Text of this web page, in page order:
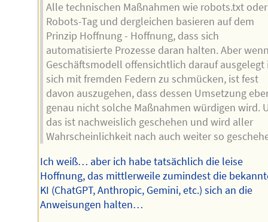
Alle technischen Maßnahmen wie robots.txt oder
Robots-Tag und dergleichen basieren auf dem
Prinzip Hoffnung - Hoffnung, dass sich
automatisierte Prozesse daran halten. Aber
Geschäftsmodell offensichtlich darauf ausgelegt
sich mit fremden Federn zu schmücken, ist fest
davon auszugehen, dass dessen Umsetzung
genau nicht solche Maßnahmen würdigen wird.
das ist nachweislich geschehen und wird aller
Wahrscheinlichkeit nach auch weiter so
Ich weiß… aber ich habe tatsächlich die leise
Hoffnung, das mittlerweile zumindest die
KI (ChatGPT, Anthropic, Gemini, etc.) sich an die
Anweisungen halten…